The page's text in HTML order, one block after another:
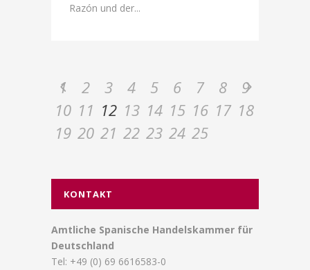
Razón und der...
1 2 3 4 5 6 7 8
9
10 11 12 13 14 15 16 17 18
19 20 21 22 23 24 25
KONTAKT
Amtliche Spanische Handelskammer für
Deutschland
Tel: +49 (0) 69 6616583-0